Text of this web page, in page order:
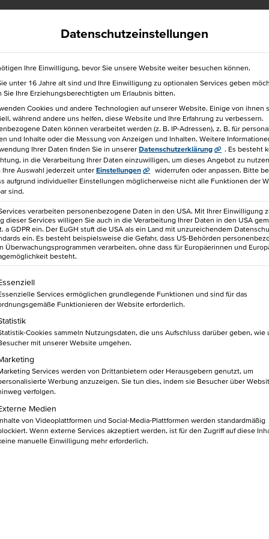
040 36138 777 hkbis@hkbis.de
einen Freund!
IHK [ABITURIENTENMODELL]
6.580 € IHK-Abschluss DQR:
DEINE
Martin Cichy
Service gemeinnützige
Zum Dozenten Profil
Datenschutzeinstellungen
Ihre Einwilligung, bevor Sie unsere Website weiter besuchen können.
unter 16 Jahre alt sind und Ihre Einwilligung zu optionalen Services geben
Sie Ihre Erziehungsberechtigten um Erlaubnis bitten.
Cookies und andere Technologien auf unserer Website. Einige von ihnen
während andere uns helfen, diese Website und Ihre Erfahrung zu verbessern.
Daten können verarbeitet werden (z. B. IP-Adressen), z. B. für
und Inhalte oder die Messung von Anzeigen und Inhalten. Weitere
Ihrer Daten finden Sie in unserer Datenschutzerklärung . Es besteht
in die Verarbeitung Ihrer Daten einzuwilligen, um dieses Angebot zu
Ihre Auswahl jederzeit unter Einstellungen widerrufen oder anpassen. Bitte
aufgrund individueller Einstellungen möglicherweise nicht alle Funktionen der
sind.
verarbeiten personenbezogene Daten in den USA. Mit Ihrer Einwilligung
dieser Services willigen Sie auch in die Verarbeitung Ihrer Daten in den USA
a GDPR ein. Der EuGH stuft die USA als ein Land mit unzureichendem
ein. Es besteht beispielsweise die Gefahr, dass US-Behörden
Überwachungsprogrammen verarbeiten, ohne dass für Europäerinnen und
besteht.
eine Liste der Service-Gruppen, für die eine Einwilligung
Services ermöglichen grundlegende Funktionen und sind für das
Funktionieren der Website erforderlich.
Cookies sammeln Nutzungsdaten, die uns Aufschluss darüber geben, wie
mit unserer Website umgehen.
Services werden von Drittanbietern oder Herausgebern genutzt, um
Werbung anzuzeigen. Sie tun dies, indem sie Besucher über
verfolgen.
Medien
von Videoplattformen und Social-Media-Plattformen werden standardmäßig
Wenn externe Services akzeptiert werden, ist für den Zugriff auf diese
manuelle Einwilligung mehr erforderlich.